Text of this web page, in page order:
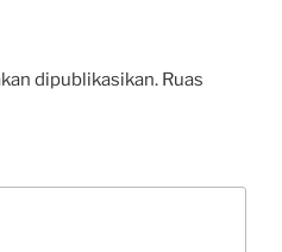
dipublikasikan. Ruas